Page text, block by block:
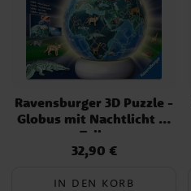
Ravensburger 3D Puzzle -
Globus mit Nachtlicht 72
Teile
Preis:32,90 €
32,90 €
IN DEN KORB